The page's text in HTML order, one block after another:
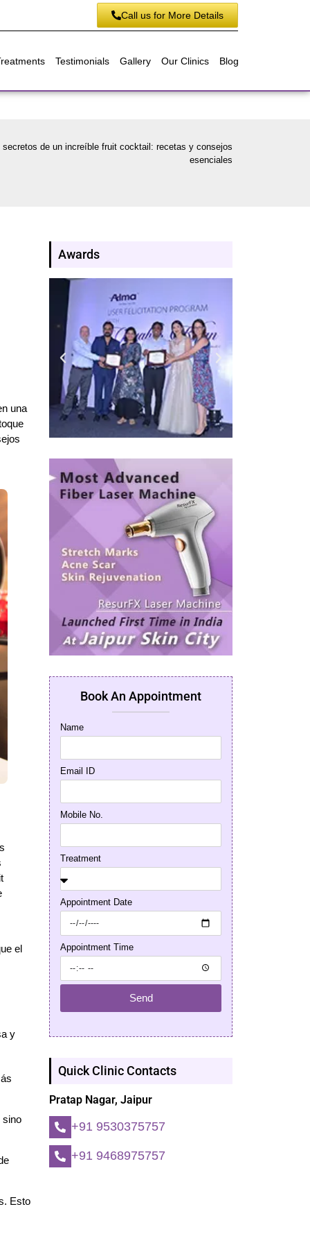
Call us for More Details
Testimonials Gallery Our Clinics Blog
secretos de un increíble fruit cocktail: recetas y consejos
esenciales
una
el
y
sino
Esto
Awards
Book An Appointment
Name
Email ID
Mobile No.
Treatment
Appointment Date
Appointment Time
Send
Quick Clinic Contacts
Pratap Nagar, Jaipur
+91 9530375757
+91 9468975757